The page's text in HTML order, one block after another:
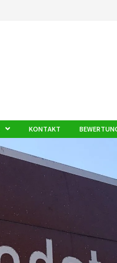
KONTAKT